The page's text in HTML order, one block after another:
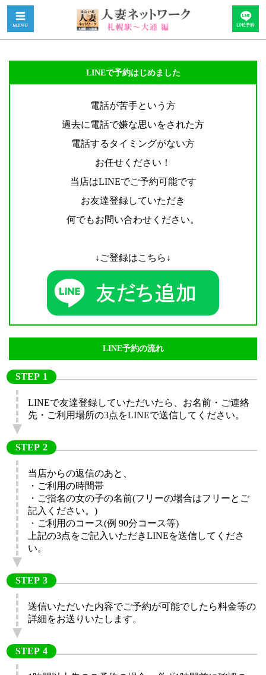
LINEで予約はじめました
電話が苦手という方
過去に電話で嫌な思いをされた方
電話するタイミングがない方
お任せください！
当店はLINEでご予約可能です
お友達登録していただき
何でもお問い合わせください。
↓ご登録はこちら↓
LINE予約の流れ
STEP
LINEで友達登録していただいたら、お名前・ご連絡
先・ご利用場所の3点をLINEで送信してください。
STEP
当店からの返信のあと、
・ご利用の時間帯
・ご指名の女の子の名前(フリーの場合はフリーとご
記入ください。)
・ご利用のコース(例 90分コース等)
上記の3点をご記入いただきLINEを送信してくださ
い。
STEP
送信いただいた内容でご予約が可能でしたら料金等の
詳細をお送りいたします。
STEP